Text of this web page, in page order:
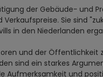
der Gebäude- und
Sie sind
in den Niederlanden
und der Öffentlichkeit
sind ein starkes
Aufmerksamkeit und